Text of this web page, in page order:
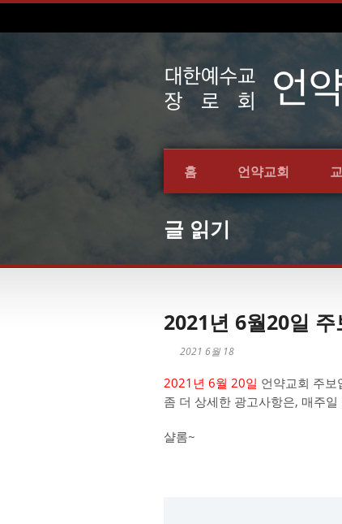
홈 언약교회
글 읽기
2021년 6월20일 주
2021 6월 18
2021년 6월 20일 언약교회 주보
좀 더 상세한 광고사항은, 매주
샬롬~